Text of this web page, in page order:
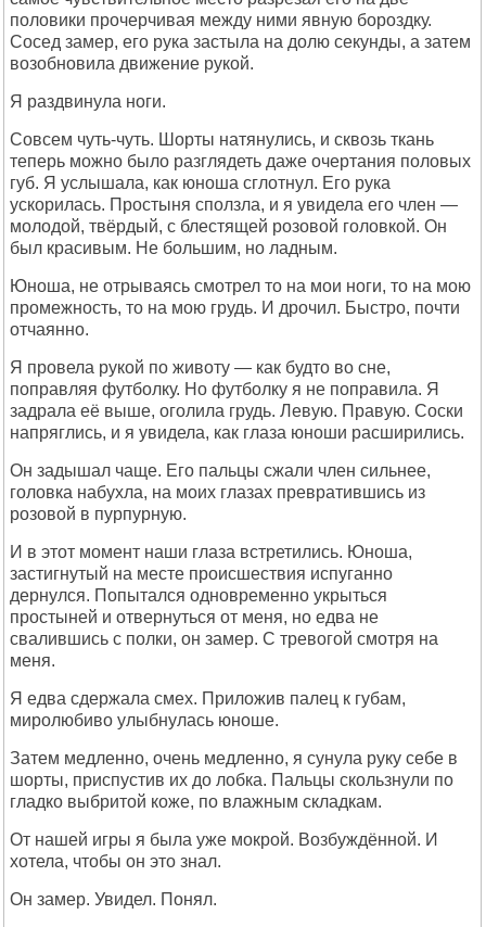
половики прочерчивая между ними явную бороздку.
Сосед замер, его рука застыла на долю секунды, а затем
возобновила движение рукой.
Я раздвинула ноги.
Совсем чуть-чуть. Шорты натянулись, и сквозь ткань
теперь можно было разглядеть даже очертания половых
губ. Я услышала, как юноша сглотнул. Его рука
ускорилась. Простыня сползла, и я увидела его член —
молодой, твёрдый, с блестящей розовой головкой. Он
был красивым. Не большим, но ладным.
Юноша, не отрываясь смотрел то на мои ноги, то на мою
промежность, то на мою грудь. И дрочил. Быстро, почти
отчаянно.
Я провела рукой по животу — как будто во сне,
поправляя футболку. Но футболку я не поправила. Я
задрала её выше, оголила грудь. Левую. Правую. Соски
напряглись, и я увидела, как глаза юноши расширились.
Он задышал чаще. Его пальцы сжали член сильнее,
головка набухла, на моих глазах превратившись из
розовой в пурпурную.
И в этот момент наши глаза встретились. Юноша,
застигнутый на месте происшествия испуганно
дернулся. Попытался одновременно укрыться
простыней и отвернуться от меня, но едва не
свалившись с полки, он замер. С тревогой смотря на
меня.
Я едва сдержала смех. Приложив палец к губам,
миролюбиво улыбнулась юноше.
Затем медленно, очень медленно, я сунула руку себе в
шорты, приспустив их до лобка. Пальцы скользнули по
гладко выбритой коже, по влажным складкам.
От нашей игры я была уже мокрой. Возбуждённой. И
хотела, чтобы он это знал.
Он замер. Увидел. Понял.